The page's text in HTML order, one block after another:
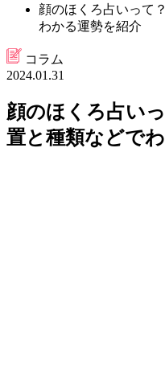
顔のほくろ占いって
わかる運勢を紹介
コラム
2024.01.31
顔のほくろ占い
置と種類などで